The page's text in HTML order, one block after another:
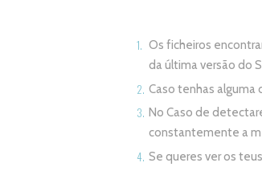
Os ficheiros
da última versão do
Caso tenhas alguma
No Caso de
constantemente a
Se queres ver os